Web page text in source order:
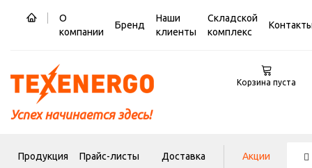
О
компании
Бренд
Наши
клиенты
Складской
комплекс
Успех начинается здесь!
Корзина пуста
Продукция Прайс-листы Доставка Акции